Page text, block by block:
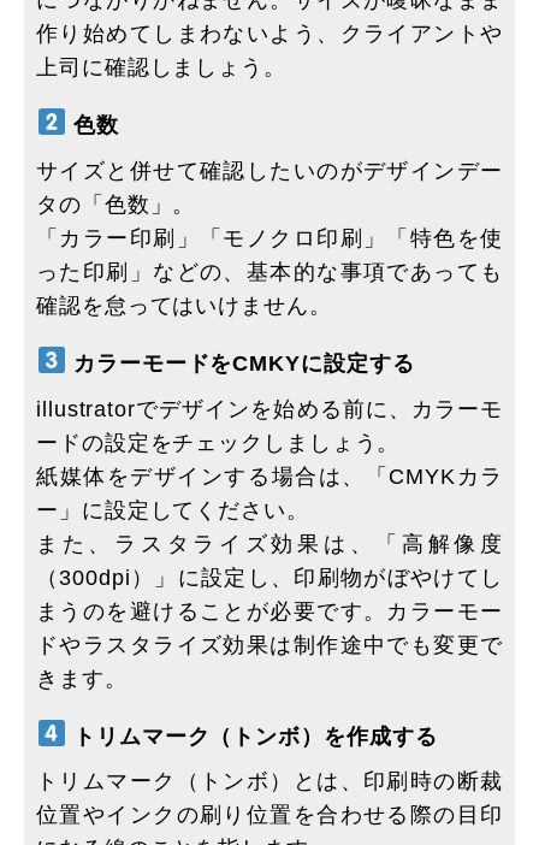
作り始めてしまわないよう、クライアントや
上司に確認しましょう。
色数
サイズと併せて確認したいのがデザインデー
タの「色数」。
「カラー印刷」「モノクロ印刷」「特色を使
った印刷」などの、基本的な事項であっても
確認を怠ってはいけません。
カラーモードをCMKYに設定する
illustratorでデザインを始める前に、カラーモ
ードの設定をチェックしましょう。
紙媒体をデザインする場合は、「CMYKカラ
ー」に設定してください。
また、ラスタライズ効果は、「高解像度
（300dpi）」に設定し、印刷物がぼやけてし
まうのを避けることが必要です。カラーモー
ドやラスタライズ効果は制作途中でも変更で
きます。
トリムマーク（トンボ）を作成する
トリムマーク（トンボ）とは、印刷時の断裁
位置やインクの刷り位置を合わせる際の目印